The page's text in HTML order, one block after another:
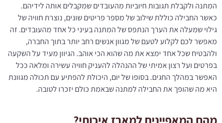
המתנה ולקבלת תגובות חיוביות מהעובדים שמקבלים אותה לידיהם.
כאשר החבילה כוללת שילוב של מספר פריטים שונים, נוצרת חוויה של
גילוי שמעלה את הערך הנתפס של המתנה בעיני כל אחד מהעובדים. זה
מאפשר לכם לקלוע לטעם של מגוון אנשים רחב יותר בתוך החברה,
ולהבטיח שכל אחד ימצא את מה שהוא הכי אוהב. הגיוון מעיד על השקעה
בפרטים ועל רצון אמיתי של ההנהלה להעניק חוויה עשירה ומלאה ככל
האפשר במהלך החגים. בסופו של יום, היכולת להפתיע עם תכולה מגוונת
היא מה שהופך את החבילה למתנה שבאמת כולם יזכרו לטובה.